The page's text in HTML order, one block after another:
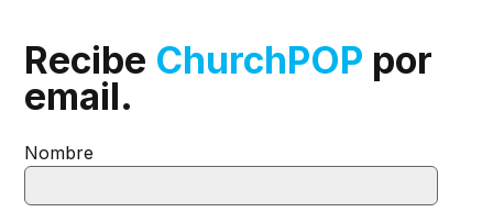
Recibe ChurchPOP por
email.
Nombre